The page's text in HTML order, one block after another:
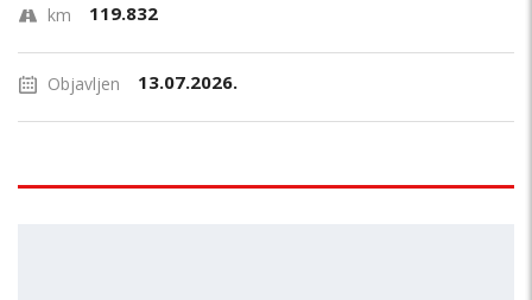
Snaga motora (kW)
km 119.832
Objavljen 13.07.2026.